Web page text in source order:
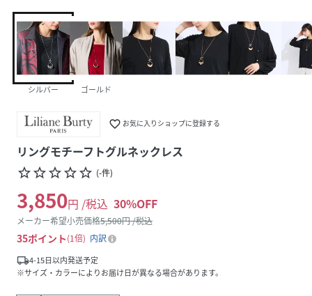
シルバー ゴールド
favorite_border お気に入りショップに登録する
リングモチーフトグルネックレス
star_borderstar_borderstar_borderstar_borderstar_border (-件)
3,850円 /税込 30%OFF
メーカー希望小売価格5,500円 /税込
35ポイント 1倍
内訳
local_shipping4-15日以内発送予定
※サイズ・カラーによりお届け日が異なる場合があります。